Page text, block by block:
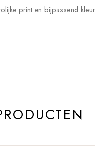
print en bijpassend